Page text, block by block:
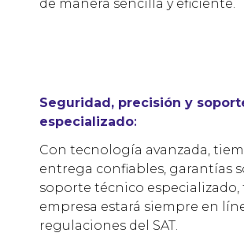
de manera sencilla y eficiente.
Seguridad, precisión y
especializado:
Con tecnología avanzada,
entrega confiables, garantías
soporte técnico especializado,
empresa estará siempre en
regulaciones del SAT.